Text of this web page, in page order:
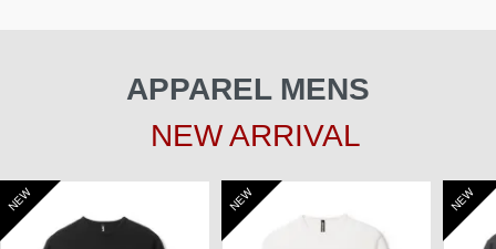
APPAREL MENS
NEW ARRIVAL
NEW NEW NEW